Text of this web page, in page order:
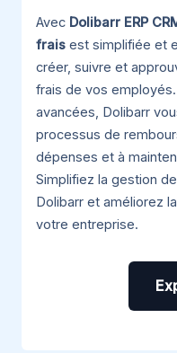
Avec Dolibarr ERP
frais est simplifiée et
créer, suivre et
frais de vos
avancées, Dolibarr
processus de
dépenses et à
Simplifiez la gestion
Dolibarr et améliorez
votre entreprise.